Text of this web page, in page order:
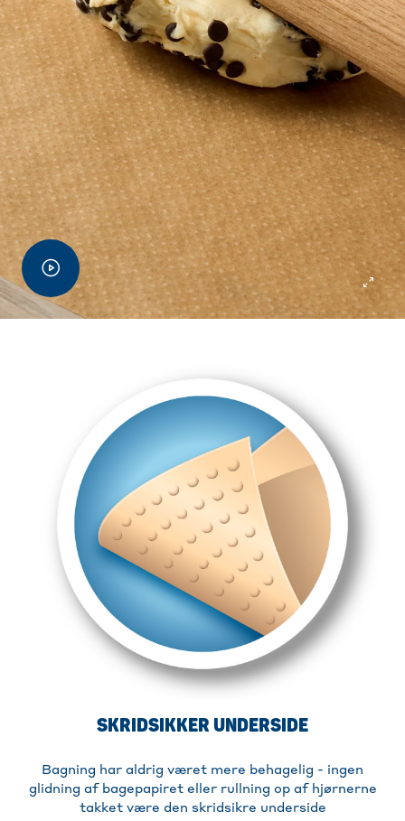
SKRIDSIKKER UNDERSIDE
Bagning har aldrig været mere behagelig - ingen
glidning af bagepapiret eller rullning op af hjørnerne
takket være den skridsikre underside